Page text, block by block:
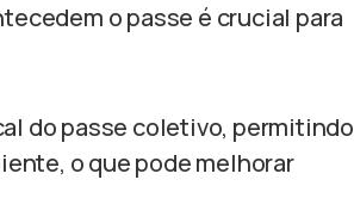
o passe é crucial para
do passe coletivo, permitindo
o que pode melhorar